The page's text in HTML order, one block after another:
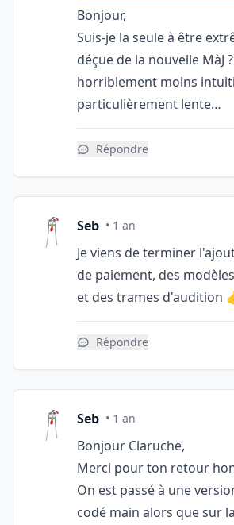
Bonjour,
Suis-je la seule à être
déçue de la nouvelle MàJ
horriblement moins
particulièrement lente…
Répondre
Seb • 1 an
Je viens de terminer
de paiement, des
et des trames d'audition
Répondre
Seb • 1 an
Bonjour Claruche,
Merci pour ton retour
On est passé à une
codé main alors que sur